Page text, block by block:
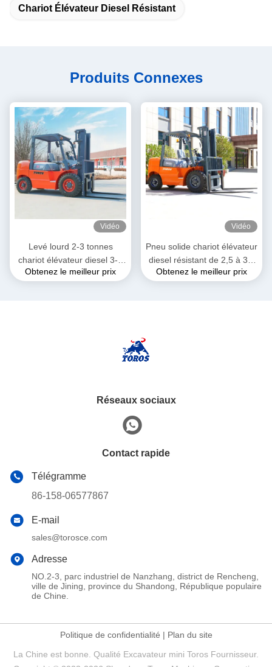
Chariot Élévateur Diesel Résistant
Produits Connexes
Vidéo
Levé lourd 2-3 tonnes
chariot élévateur diesel 3-4
mètres longueur totale
Obtenez le meilleur prix
Vidéo
Pneu solide chariot élévateur
diesel résistant de 2,5 à 3,5
tonnes pour l'entrepôt
Obtenez le meilleur prix
Réseaux sociaux
Contact rapide
Télégramme
86-158-06577867
E-mail
sales@torosce.com
Adresse
NO.2-3, parc industriel de Nanzhang, district de Rencheng,
ville de Jining, province du Shandong, République populaire
de Chine.
Politique de confidentialité | Plan du site
La Chine est bonne. Qualité Excavateur mini Toros Fournisseur.